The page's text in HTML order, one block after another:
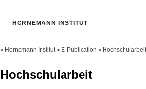
HORNEMANN INSTITUT
> Hornemann Institut > E-Publication >
Hochschularbeit